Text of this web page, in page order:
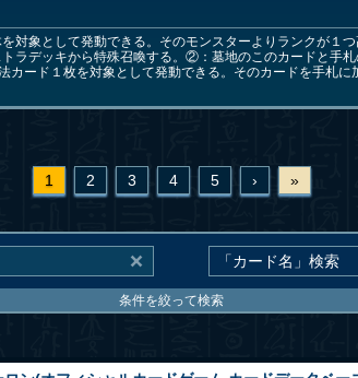
対象として発動できる。そのモンスターよりランクが１
ラデッキから特殊召喚する。②：墓地のこのカードと手
カード１枚を対象として発動できる。そのカードを手札に
1 2 3 4 5 › »
条件を絞って検索